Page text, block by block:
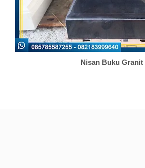
Nisan Buku Granit